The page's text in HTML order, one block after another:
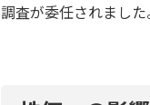
調査が委任されました